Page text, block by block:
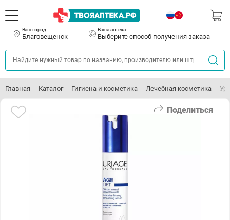
Ваш город:
Благовещенск
Ваша аптека:
Выберите способ получения заказа
Главная Каталог Гигиена и косметика Лечебная косметика
Поделиться